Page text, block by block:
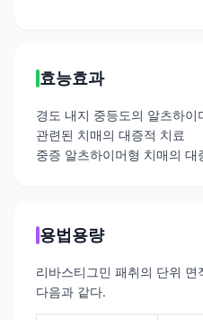
효능효과
경도 내지 중등도의 알츠하
관련된 치매의 대증적 치료
중증 알츠하이머형 치매의 대
용법용량
리바스티그민 패취의 단위
다음과 같다.